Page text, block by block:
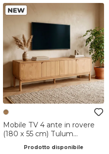
Mobile TV 4 ante in rovere
(180 x 55 cm) Tulum
Prodotto disponibile